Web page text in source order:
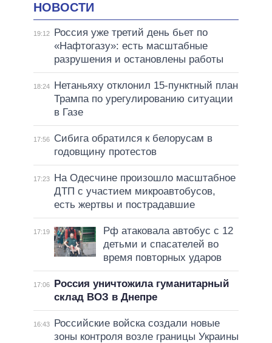
НОВОСТИ
19:12
Россия уже третий день бьет по
«Нафтогазу»: есть масштабные
разрушения и остановлены работы
18:24
Нетаньяху отклонил 15-пунктный план
Трампа по урегулированию ситуации
в Газе
17:56
Сибига обратился к белорусам в
годовщину протестов
17:23
На Одесчине произошло масштабное
ДТП с участием микроавтобусов,
есть жертвы и пострадавшие
17:19
Рф атаковала автобус с 12
детьми и спасателей во
время повторных ударов
17:06
Россия уничтожила гуманитарный
склад ВОЗ в Днепре
16:43
Российские войска создали новые
зоны контроля возле границы Украины